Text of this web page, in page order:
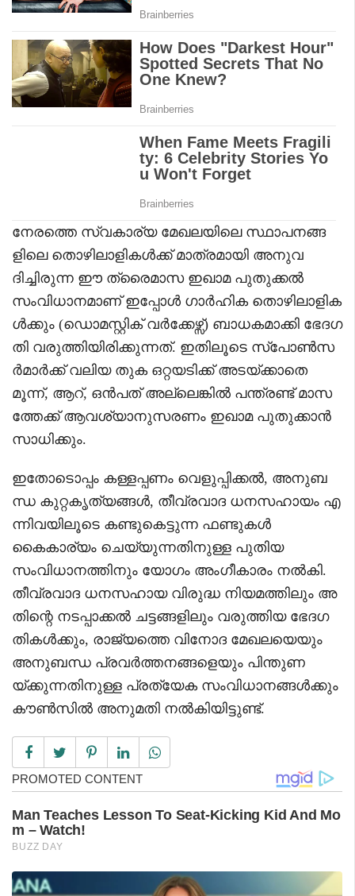
നേരത്തെ സ്വകാര്യ മേഖലയിലെ സ്ഥാപനങ്ങ
ളിലെ തൊഴിലാളികൾക്ക് മാത്രമായി അനുവ
ദിച്ചിരുന്ന ഈ ത്രൈമാസ ഇഖാമ പുതുക്കൽ
സംവിധാനമാണ് ഇപ്പോൾ ഗാർഹിക തൊഴിലാളിക
ൾക്കും (ഡൊമസ്റ്റിക് വർക്കേഴ്സ്) ബാധകമാക്കി ഭേദഗ
തി വരുത്തിയിരിക്കുന്നത്. ഇതിലൂടെ സ്പോൺസ
ർമാർക്ക് വലിയ തുക ഒറ്റയടിക്ക് അടയ്ക്കാതെ
മൂന്ന്, ആറ്, ഒൻപത് അല്ലെങ്കിൽ പന്ത്രണ്ട് മാസ
ത്തേക്ക് ആവശ്യാനുസരണം ഇഖാമ പുതുക്കാൻ
സാധിക്കും.
ഇതോടൊപ്പം കള്ളപ്പണം വെളുപ്പിക്കൽ, അനുബ
ന്ധ കുറ്റകൃത്യങ്ങൾ, തീവ്രവാദ ധനസഹായം എ
ന്നിവയിലൂടെ കണ്ടുകെട്ടുന്ന ഫണ്ടുകൾ
കൈകാര്യം ചെയ്യുന്നതിനുള്ള പുതിയ
സംവിധാനത്തിനും യോഗം അംഗീകാരം നൽകി.
തീവ്രവാദ ധനസഹായ വിരുദ്ധ നിയമത്തിലും അ
തിന്റെ നടപ്പാക്കൽ ചട്ടങ്ങളിലും വരുത്തിയ ഭേദഗ
തികൾക്കും, രാജ്യത്തെ വിനോദ മേഖലയെയും
അനുബന്ധ പ്രവർത്തനങ്ങളെയും പിന്തുണ
യ്ക്കുന്നതിനുള്ള പ്രത്യേക സംവിധാനങ്ങൾക്കും
കൗൺസിൽ അനുമതി നൽകിയിട്ടുണ്ട്.